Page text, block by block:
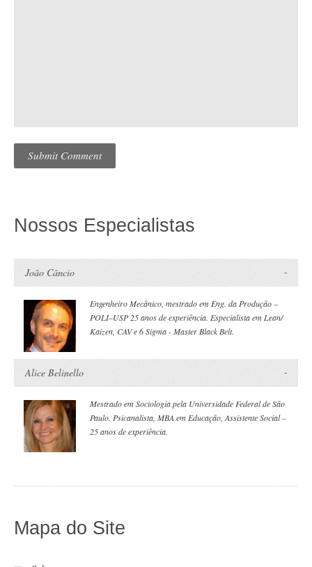
Nossos Especialistas
João Câncio
Engenheiro Mecânico, mestrado em Eng. da Produção –
POLI–USP 25 anos de experiência. Especialista em Lean/
Kaizen, CAV e 6 Sigma - Master Black Belt.
Alice Belinello
Mestrado em Sociologia pela Universidade Federal de São
Paulo. Psicanalista, MBA em Educação, Assistente Social –
25 anos de experiência.
Mapa do Site